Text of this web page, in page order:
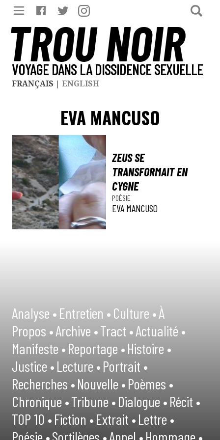
TROU NOIR
VOYAGE DANS LA DISSIDENCE SEXUELLE
FRANÇAIS | ENGLISH
EVA MANCUSO
ZEUS SE
TRANSFORMAIT EN
CYGNE
POÉSIE
EVA MANCUSO
Analyse •Entretien •Culture •À
Propos •Archive •Tract •Actualité •
Manifeste •Reportage •Histoire •
Justice •Lecture •Portrait •
Recherches •Nouvelle •Poèmes •
Chronique •Tribune •Dialogue •Récit •
TOP 10 •Fiction •Extrait •Lettre •